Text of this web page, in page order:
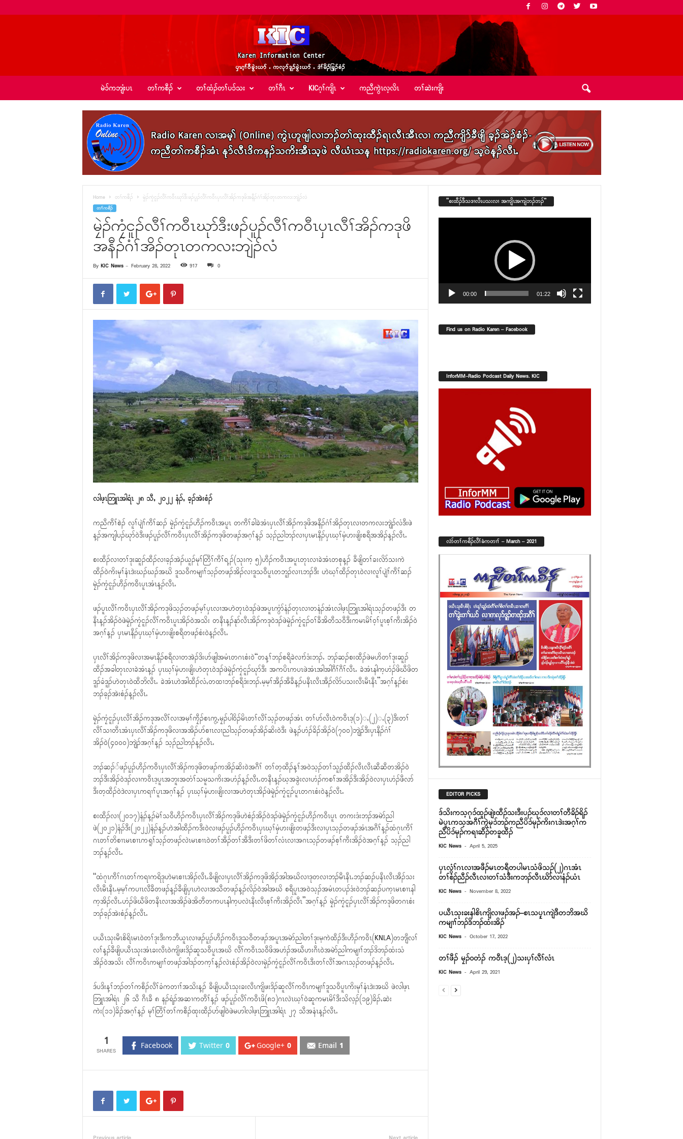
အဲ
မဲၥ်ကဘျံးပၤ တၢ်ကစီၣ် တၢ်ထံၣ်တၢ်ပၥ်သး တၢ်ဂီၤ KICဂ့ၢ်ကျိၤ ကညီကွဲၤလ့လိၤ တၢ်ဆဲးကျိး
Home တၢ်ကစီၣ် မၠဲၣ်ကၠံငူၣ်လီၢ်က၀ီၤဃုာ်ဒီးဖၣ်ပူၣ်လီၢ်က၀ီၤၦၤလီၢ်အိၣ်ကဒုဖိအနီၣ်ဂံၢ်အိၣ်တုၤတကလးဘျဲၣ်လံ
တၢ်ကစီၣ်
မၠဲၣ်ကၠံငူၣ်လီၢ်က၀ီၤဃုာ်ဒီးဖၣ်ပူၣ်လီၢ်က၀ီၤၦၤလီၢ်အိၣ်ကဒုဖိ
အနီၣ်ဂံၢ်အိၣ်တုၤတကလးဘျဲၣ်လံ
By KIC News- February 28, 2022 917 0
လါဖ့ၤဘြူၤအါရံၤ ၂၈ သီႇ ၂၀၂၂ နံၣ်ႇ ခ့ၣ်အဲးစံၣ်
ကညီကီၢ်စဲၣ် လူၢ်ပျဲၢ်ကီၢ်ဆၣ် မၠဲၣ်ကၠံငူၣ်ဟီၣ်က၀ီၤအပူၤ တကီၢ်ခါခဲအံၤၦၤလီၢ်အိၣ်ကဒုဖိအနီၣ်ဂံၢ်အိၣ်တုၤလၢတကလးဘျဲၣ်လံဒီးဖဲ
န့ၣ်အကျါပၣ်ဃုာ်၀ဲဒီးဖၣ်ပူၣ်လီၢ်က၀ီၤၦၤလီၢ်အိၣ်ကဒုဖိတဖၣ်အဂ့ၢ်န့ၣ် သ့ၣ်ညါဘၣ်လၢၦၤမၤနီၣ်ၦၤဃ့ၢ်မှံဟးဖျိးစရီအအိၣ်န့ၣ်လီၤႉ
စးထီၣ်လၢတၢ်ဒုးဆူၣ်ထီၣ်လၢခ့ၣ်အဲၣ်ယူၣ်မုၢ်တြီၢ်ကီၢ်ရ့ၣ်(သုးက့ ၅)ဟီၣ်က၀ီၤအပူၤတုၤလၢခဲအံၤတစုန့ၣ် ခီဖျိတၢ်ခးလိာ်သးကဲ
ထီၣ်၀ဲကိးမုၢ်နံၤဒဲးဃၣ်ဃၣ်အဃိ ဒူသ၀ီကမျၢၢ်သ့ၣ်တဖၣ်အိၣ်လၢဒူသ၀ီပူၤတဘူၣ်လၢၤဘၣ်ဒီး ဟဲဃ့ၢ်ထီၣ်တုၤ၀ဲလၢလူၢ်ပျဲၢ်ကီၢ်ဆၣ်
မၠဲၣ်ကၠံငူၣ်ဟီၣ်က၀ီၤပူၤအံၤန့ၣ်လီၤႉ
ဖၣ်ပူၤလီၢ်က၀ီၤၦၤလီၢ်အိၣ်ကဒုဖိသ့ၣ်တဖၣ်မ့ၢ်ၦၤလၢအဟဲတုၤ၀ဲဒၣ်ဖဲအပူၤကွံာ်နံၣ်တုၤလၢတနံၣ်အံၤလါဖ့ၤဘြူၤအါရံၤသ့ၣ်တဖၣ်ဒီး တ
နီၤန့ၣ်အိၣ်၀ဲဖဲမၠဲၣ်ကၠံငူၣ်လီၢ်က၀ီၤပူၤအိၣ်၀ဲအသိး တနီၤန့ၣ်နုာ်လီၤအိၣ်ကဒု၀ဲဒၣ်ဖဲမၠဲၣ်ကၠံငူၣ်၀ၢ်ခီအိတီသ၀ီဒီးကမၤမိၢ်၀့ၢ်ပူၤစ့ၢ်ကီးအိၣ်၀ဲ
အဂ့ၢ်န့ၣ် ၦၤမၤနီၣ်ၦၤဃ့ၢ်မှံဟးဖျိးစရီတဖၣ်စံး၀ဲန့ၣ်လီၤႉ
ၦၤလီၢ်အိၣ်ကဒုဖိလၢအမၤနီၣ်စရီလၢတအဲၣ်ဒိးပာ်ဖျါအမံၤတဂၤစံး၀ဲ“တန့ၢ်ဘၣ်စရီခဲလၢာ်ဒံးဘၣ်ႉ ဘၣ်ဆၣ်စးထီၣ်ဖဲမဟိတၢ်ဒုးဆူၣ်
ထီၣ်အခါတုၤလၢခဲအံၤန့ၣ် ၦၤဃ့ၢ်မှံဟးဖျိးဟဲတုၤ၀ဲဒၣ်ဖဲမၠဲၣ်ကၠံငူၣ်ဃုာ်ဒီး အကပိၤကပၤဖဲအံၤအါအါဂီၢ်ဂီၢ်လီၤႉ ခဲအံၤနါက့ဟံၣ်ဖိဃီဖိတ
ဒူၣ်ခံဒူၣ်ဟဲတုၤ၀ဲထီဘိလီၤႉ ခဲအံၤဟဲအါထီၣ်လံႇတထၢဘၣ်စရီဒံးဘၣ်ႉမ့မ့ၢ်အီၣ်အီခီန့ၣ်ပနီၤလီၤအီၣ်လိာ်ပသးလီၤမီၤနီၤ”အဂ့ၢ်န့ၣ်စံး
ဘၣ်ခ့ၣ်အဲးစံၣ်န့ၣ်လီၤႉ
မၠဲၣ်ကၠံငူၣ်ၦၤလီၢ်အိၣ်ကဒုအလီၢ်လၢအမ့ၢ်ကၠီၣ်စၤကွ့ႇမၠၣ်ပါ၀ိၣ်မိၤတၢ်လီၢ်သ့ၣ်တဖၣ်အံၤ တၢ်ပာ်လီၤ၀ဲက၀ီၤဒ့(၁)ႇ(၂)ႇ(၃)ဒီးတၢ်
လီၢ်သၢတီၤအံၤၦၤလီၢ်အိၣ်ကဒုဖိလၢအအိၣ်ပာ်စၢၤလၢညါသ့ၣ်တဖၣ်အိၣ်ဆိး၀ဲဒီး ဖဲန့ၣ်ဟံၣ်ခိၣ်အိၣ်၀ဲ(၇၀၀)ဘျဲၣ်ဒီးၦၤနီၣ်ဂံၢ်
အိၣ်၀ဲ(၄၀၀၀)ဘျဲၣ်အဂ့ၢ်န့ၣ် သ့ၣ်ညါဘၣ်န့ၣ်လီၤႉ
ဘၣ်ဆၣ််ဖၣ်ပူၣ်ဟီၣ်က၀ီၤၦၤလီၢ်အိၣ်ကဒုဖိတဖၣ်ကအိၣ်ဆိး၀ဲအဂီၢ် တၢ်တ့ထီၣ်န့ၢ်အ၀ဲသ့ၣ်တၢ်သူၣ်ထီၣ်လီၤလီၤဆီဆီတအိၣ်၀ဲ
ဘၣ်ဒီးအိၣ်၀ဲဒၣ်လၢက၀ီၤဒ့ပူၤအဘူးအတံၢ်သမူသကိးအဟံၣ်န့ၣ်လီၤႉတနီၤန့ၣ်ဃ့အခွဲးလၢဟံၣ်ကစၢ်အအိၣ်ဒီးအိၣ်၀ဲလၢၦၤဟံၣ်ဖီလာ်
ဒီးတ့ထီၣ်၀ဲဒဲလၢၦၤကရၢၢ်ပူၤအဂ့ၢ်န့ၣ် ၦၤဃ့ၢ်မှံဟးဖျိးလၢအဟဲတုၤအိၣ်ဖဲမၠဲၣ်ကၠံငူၣ်ပူၤတဂၤစံး၀ဲန့ၣ်လီၤႉ
စးထီၣ်လၢ(၂၀၁၇)နံၣ်န့ၣ်မဲၢ်သ၀ီဟီၣ်က၀ီၤၦၤလီၢ်အိၣ်ကဒုဖိဟဲစံၣ်အိၣ်၀ဲဒၣ်ဖဲမၠဲၣ်ကၠံငူၣ်ဟီၣ်က၀ီၤပူၤ တကးဒံးဘၣ်အမဲာ်ညါ
ဖဲ(၂၀၂၁)နံၣ်ဒီး(၂၀၂၂)နံၣ်န့ၣ်ဟဲအါထီၣ်ကဒီး၀ဲလၢဖၣ်ပူၣ်ဟီၣ်က၀ီၤၦၤဃ့ၢ်မှံဟးဖျိးတဖၣ်ဒီးလၢၦၤသ့ၣ်တဖၣ်အံၤအဂီၢ်န့ၣ်ထံဂုၤကီၢ်
ဂၤတၢ်တိစၢၤမၤစၢၤကရူၢ်သ့ၣ်တဖၣ်လဲၤမၤစၢၤ၀ဲတၢ်အီၣ်တၢ်အီဒီးတၢ်ဖိတၢ်လံၤလၢအဂၤသ့ၣ်တဖၣ်စ့ၢ်ကီးအိၣ်၀ဲအဂ့ၢ်န့ၣ် သ့ၣ်ညါ
ဘၣ်န့ၣ်လီၤႉ
“ထံဂုၤကီၢ်ဂၤတၢ်ကရၢကရိဒုဟဲမၤစၢၤအိၣ်လီၤႉခီဖျိလၢၦၤလီၢ်အိၣ်ကဒုဖိအိၣ်အါအဃိလၢဒုတလၢဘၣ်မီၤနီၤႉဘၣ်ဆၣ်ပနီၤလီၤအီၣ်သး
လီၤမီၤနီၤႉမ့မ့ၢ်ကပၢၤလီခီတဖၣ်န့ၣ်ခီဖျိၦၤဟဲလၢအသီတဖၣ်န့ၣ်လိၣ်၀ဲအါအဃိ စရီပူၤအ၀ဲသ့ၣ်အမံၤတပၣ်ဒံး၀ဲဘၣ်ဆၣ်ပက့ၤမၤစၢၤနါ
က့အိၣ်လီၤႉဟံၣ်ဖိဃီဖိတနီၤလၢအအိၣ်ဖဲအိတီတကပၤနါက့ပလဲၤနီၤလီၤစ့ၢ်ကီးအိၣ်လီၤ”အဂ့ၢ်န့ၣ် မၠဲၣ်ကၠံငူၣ်ၦၤလီၢ်အိၣ်ကဒုဖိတဂၤစံး
ဘၣ်ခ့ၣ်အဲးစံၣ်န့ၣ်လီၤႉ
ပယီၤသုးမီၤစိရိၤမၤ၀ဲတၢ်ဒုးဒီးကဘီယူၤလၢဖၣ်ပူၣ်ဟီၣ်က၀ီၤဒူသ၀ီတဖၣ်အပူၤအမဲာ်ညါတၢ်ဒုးမ့ကဲထီၣ်ဒီးဟီၣ်က၀ီၤ(KNLA)တဘျီလၢ်
လၢ်န့ၣ်ခီဖျိပယီၤသုးအံၤခးလီၤ၀ဲကျိဖးဒိၣ်ဆူသ၀ီပူၤအဃိ လီၢ်က၀ီၤသ၀ီဖိအဟံၣ်အဃီဟးဂီၤ၀ဲအမဲာ်ညါကမျၢၢ်ဘၣ်ဒိဘၣ်ထံးသံ
အိၣ်၀ဲအသိး လီၢ်က၀ီၤကမျၢၢ်တဖၣ်အါဒၣ်တက့ၢ်န့ၣ်လဲၤစံၣ်အိၣ်၀ဲလၢမၠဲၣ်ကၠံငူၣ်လီၢ်က၀ီၤဒီးတၢ်လီၢ်အဂၤသ့ၣ်တဖၣ်န့ၣ်လီၤႉ
ဒ်ပဒိးန့ၢ်ဘၣ်တၢ်ကစီၣ်လီၢ်ခံကတၢၢ်အသိးန့ၣ် ခီဖျိပယီၤသုးခးလီၤကျိဖးဒိၣ်ဆူလီၢ်က၀ီၤကမျၢၢ်ဒူသ၀ီပူၤကိးမုၢ်နံၤဒဲးအဃိ ဖဲလါဖ့ၤ
ဘြူၤအါရံၤ ၂၆ သီ ဂီၤခီ ၈ နၣ်ရံၣ်အဆၢကတီၢ်န့ၣ် ဖၣ်ပူၣ်လီၢ်က၀ီၤဖိ(၈၁)ဂၤလဲၤဃ့ၢ်၀ဲဆူကမၤမိၢ်ဒီးသိလ့ၣ်(၁၉)ခိၣ်ႇဆဲး
ကဲး(၁၁)ခိၣ်အဂ့ၢ်န့ၣ် မုၢ်တြီၢ်တၢ်ကစီၣ်ထုးထီၣ်ပာ်ဖျါ၀ဲဖဲမဟါလါဖ့ၤဘြူၤအါရံၤ ၂၇ သီအနံၤန့ၣ်လီၤႉ
1 Facebook Twitter 0 Google+ 0 Email 1
“စးထီၣ်ဒီသဒၢလီၤပသးလၢ အကျိၤအကျဲဘၣ်ဘၣ်”
00:00 01:22
Find us on Radio Karen – Facebook
InforMM-Radio Podcast Daily News. KIC
လံာ်တၢ်ကစီၣ်လီၢ်ခံကတၢၢ် – March – 2021
EDITOR PICKS
ဒ်သိးကသ့ဂုၥ်ထူၣ်ဖျဲးထီၣ်သးဒီးပၣ်ဃုၥ်လၢတၢ်တီခိၣ်ရိၣ်
မဲပူၤကသ့အဂီၢ်ကွဲမုၥ်ဘၣ်ကညီပိၥ်မုၣ်ကိးဂၤဒဲးအဂ့ၢ်က
ညီပိၥ်မုၣ်ကရၢဆီၣ်တခူထီၣ်
KIC News - April 5, 2025
ၦၤလွံၢ်ဂၤလၢအဖီၣ်မၤတရီတပါမၤသံဖိသၣ်(၂)ဂၤအံၤ
တၢ်စံၣ်ညီၣ်လီၤလၢတၢ်သံဒီးကဘၣ်လီၤဃိာ်လၢနံၣ်ယံၤ
KIC News - November 8, 2022
ပယီၤသုးခးနါစိၤကျိလၢဖၣ်အၣ်–စၤသပၠ့ၤကျဲဒီတဘိအဃိ
ကမျၢၢ်ဘၣ်ဒိဘၣ်ထံးအိၣ်
KIC News - October 17, 2022
တၢ်ဖီၣ် မၠၣ်၀တံၣ် က၀ီၤဒ့(၂)သးၦၢ်လီၢ်လံၤ
KIC News - April 29, 2021